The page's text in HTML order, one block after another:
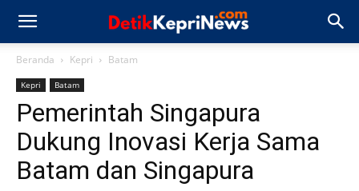
Beranda Kepri Batam
Kepri Batam
Pemerintah Singapura
Dukung Inovasi Kerja Sama
Batam dan Singapura